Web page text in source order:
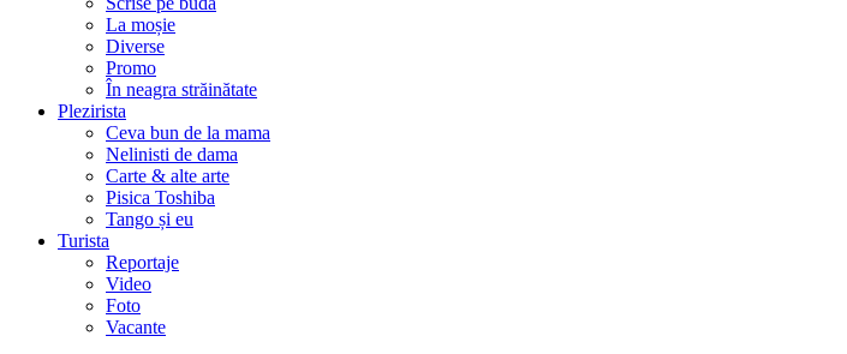
La moșie
Diverse
Promo
În neagra străinătate
Plezirista
Ceva bun de la mama
Nelinisti de dama
Carte & alte arte
Pisica Toshiba
Tango și eu
Turista
Reportaje
Video
Foto
Vacante